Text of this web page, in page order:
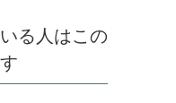
る人はこの